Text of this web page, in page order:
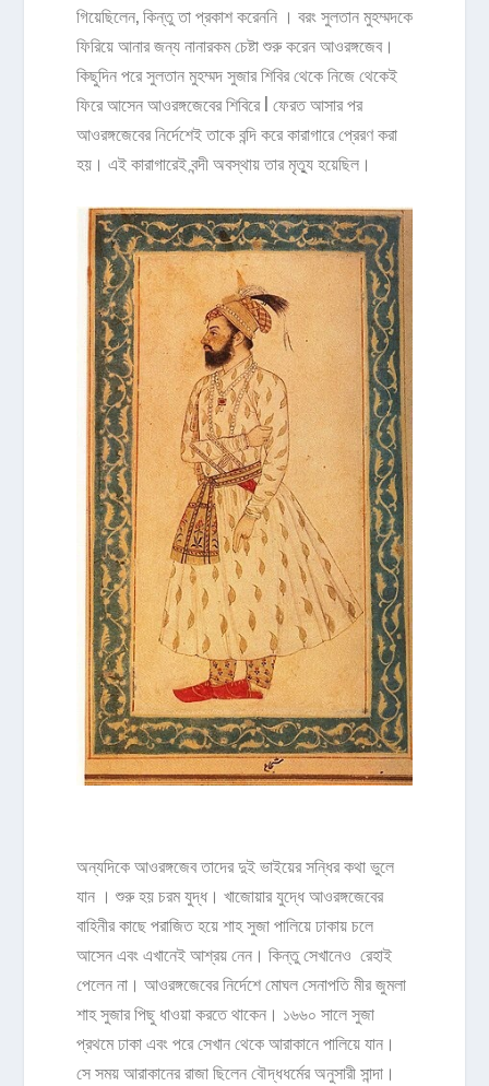
গিয়েছিলেন, কিন্তু তা প্রকাশ করেননি । বরং সুলতান মুহম্মদকে
ফিরিয়ে আনার জন্য নানারকম চেষ্টা শুরু করেন আওরঙ্গজেব।
কিছুদিন পরে সুলতান মুহম্মদ সুজার শিবির থেকে নিজে থেকেই
ফিরে আসেন আওরঙ্গজেবের শিবিরে l ফেরত আসার পর
আওরঙ্গজেবের নির্দেশেই তাকে বন্দি করে কারাগারে প্রেরণ করা
হয়। এই কারাগারেই বন্দী অবস্থায় তার মৃত্যু হয়েছিল।
অন্যদিকে আওরঙ্গজেব তাদের দুই ভাইয়ের সন্ধির কথা ভুলে
যান । শুরু হয় চরম যুদ্ধ। খাজোয়ার যুদ্ধে আওরঙ্গজেবের
বাহিনীর কাছে পরাজিত হয়ে শাহ সুজা পালিয়ে ঢাকায় চলে
আসেন এবং এখানেই আশ্রয় নেন। কিন্তু সেখানেও রেহাই
পেলেন না। আওরঙ্গজেবের নির্দেশে মোঘল সেনাপতি মীর জুমলা
শাহ সুজার পিছু ধাওয়া করতে থাকেন। ১৬৬০ সালে সুজা
প্রথমে ঢাকা এবং পরে সেখান থেকে আরাকানে পালিয়ে যান।
সে সময় আরাকানের রাজা ছিলেন বৌদ্ধধর্মের অনুসারী সান্দা।